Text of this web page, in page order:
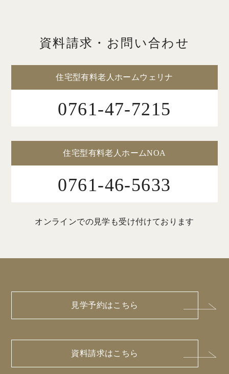
資料請求・お問い合わせ
住宅型有料老人ホームウェリナ
0761-47-7215
住宅型有料老人ホームNOA
0761-46-5633
オンラインでの見学も受け付けております
見学予約はこちら
資料請求はこちら